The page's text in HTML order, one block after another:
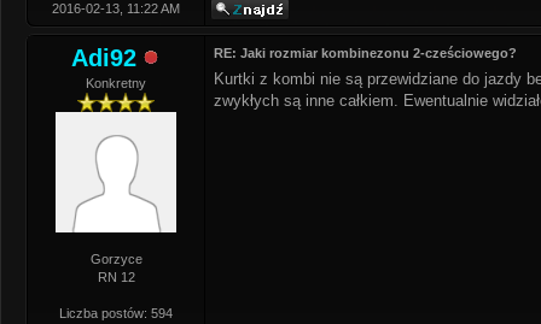
2016-02-13, 11:22 AM
Adi92
Konkretny
Gorzyce
RN 12
Liczba postów: 594
RE: Jaki rozmiar kombinezonu 2-cześciowego?
Kurtki z kombi nie są przewidziane do jazdy
zwykłych są inne całkiem. Ewentualnie